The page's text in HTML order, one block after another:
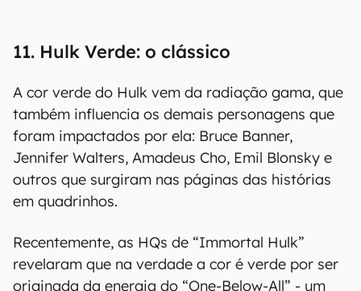
11. Hulk Verde: o clássico
A cor verde do Hulk vem da radiação gama, que
também influencia os demais personagens que
foram impactados por ela: Bruce Banner,
Jennifer Walters, Amadeus Cho, Emil Blonsky e
outros que surgiram nas páginas das histórias
em quadrinhos.
Recentemente, as HQs de “Immortal Hulk”
revelaram que na verdade a cor é verde por ser
originada da energia do “One-Below-All” - um